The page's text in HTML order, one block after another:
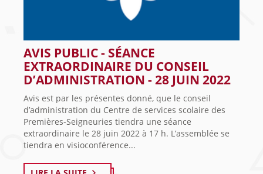
AVIS PUBLIC - SÉANCE
EXTRAORDINAIRE DU CONSEIL
D’ADMINISTRATION - 28 JUIN 2022
Avis est par les présentes donné, que le conseil
d’administration du Centre de services scolaire des
Premières-Seigneuries tiendra une séance
extraordinaire le 28 juin 2022 à 17 h. L’assemblée se
tiendra en visioconférence...